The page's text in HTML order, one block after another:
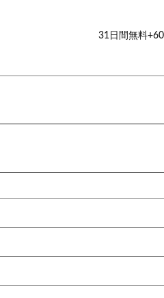
31日間無料